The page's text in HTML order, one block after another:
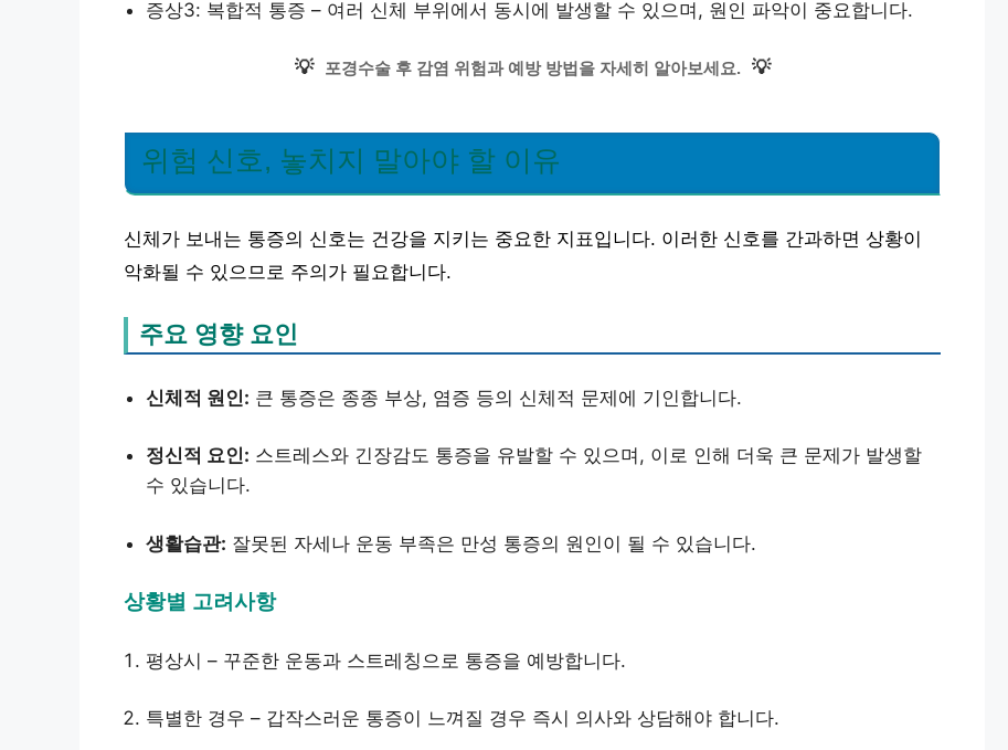
증상3: 복합적 통증 – 여러 신체 부위에서 동시에 발생할 수 있으며, 원인 파악이 중요합니다.
💡 포경수술 후 감염 위험과 예방 방법을 자세히 알아보세요. 💡
위험 신호, 놓치지 말아야 할 이유
신체가 보내는 통증의 신호는 건강을 지키는 중요한 지표입니다. 이러한 신호를 간과하면 상황이
악화될 수 있으므로 주의가 필요합니다.
주요 영향 요인
신체적 원인: 큰 통증은 종종 부상, 염증 등의 신체적 문제에 기인합니다.
정신적 요인: 스트레스와 긴장감도 통증을 유발할 수 있으며, 이로 인해 더욱 큰 문제가 발생할
수 있습니다.
생활습관: 잘못된 자세나 운동 부족은 만성 통증의 원인이 될 수 있습니다.
상황별 고려사항
평상시 – 꾸준한 운동과 스트레칭으로 통증을 예방합니다.
특별한 경우 – 갑작스러운 통증이 느껴질 경우 즉시 의사와 상담해야 합니다.